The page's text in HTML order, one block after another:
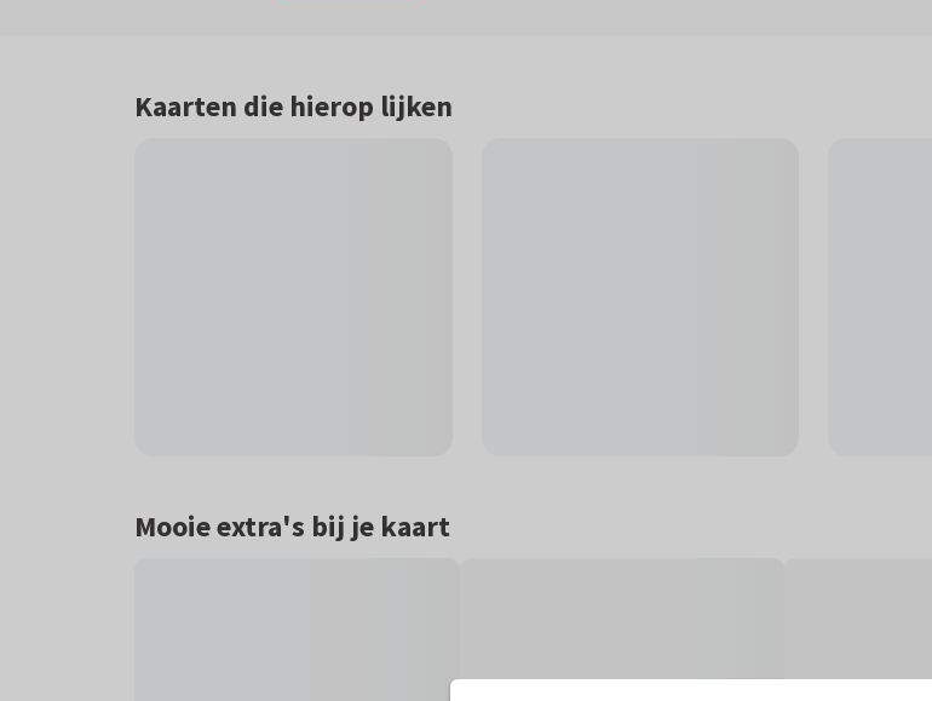
Kaarten die hierop lijken
Mooie extra's bij je kaart